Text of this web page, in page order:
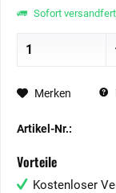
Sofort
Merken
Artikel-Nr.:
Vorteile
Kostenloser